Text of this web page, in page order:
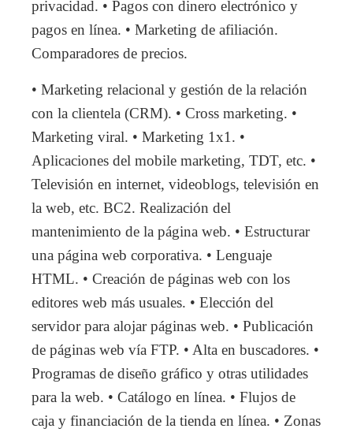
privacidad. • Pagos con dinero electrónico y
pagos en línea. • Marketing de afiliación.
Comparadores de precios.
• Marketing relacional y gestión de la relación
con la clientela (CRM). • Cross marketing. •
Marketing viral. • Marketing 1x1. •
Aplicaciones del mobile marketing, TDT, etc. •
Televisión en internet, videoblogs, televisión en
la web, etc. BC2. Realización del
mantenimiento de la página web. • Estructurar
una página web corporativa. • Lenguaje
HTML. • Creación de páginas web con los
editores web más usuales. • Elección del
servidor para alojar páginas web. • Publicación
de páginas web vía FTP. • Alta en buscadores. •
Programas de diseño gráfico y otras utilidades
para la web. • Catálogo en línea. • Flujos de
caja y financiación de la tienda en línea. • Zonas